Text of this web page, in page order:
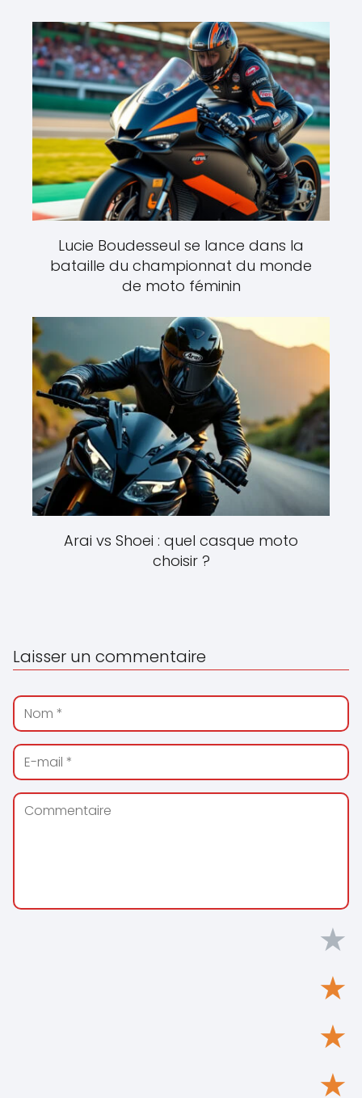
Lucie Boudesseul se lance dans la
bataille du championnat du monde
de moto féminin
Arai vs Shoei : quel casque moto
choisir ?
Laisser un commentaire
★
★
★
★